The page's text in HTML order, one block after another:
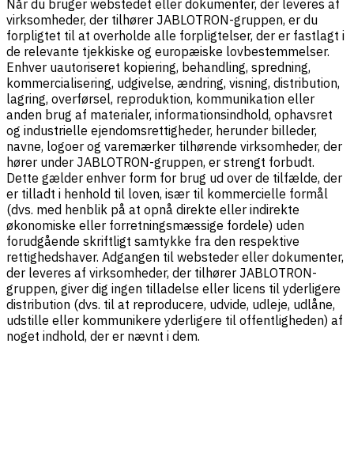
Når du bruger webstedet eller dokumenter, der leveres af
virksomheder, der tilhører JABLOTRON-gruppen, er du
forpligtet til at overholde alle forpligtelser, der er fastlagt i
de relevante tjekkiske og europæiske lovbestemmelser.
Enhver uautoriseret kopiering, behandling, spredning,
kommercialisering, udgivelse, ændring, visning, distribution,
lagring, overførsel, reproduktion, kommunikation eller
anden brug af materialer, informationsindhold, ophavsret
og industrielle ejendomsrettigheder, herunder billeder,
navne, logoer og varemærker tilhørende virksomheder, der
hører under JABLOTRON-gruppen, er strengt forbudt.
Dette gælder enhver form for brug ud over de tilfælde, der
er tilladt i henhold til loven, især til kommercielle formål
(dvs. med henblik på at opnå direkte eller indirekte
økonomiske eller forretningsmæssige fordele) uden
forudgående skriftligt samtykke fra den respektive
rettighedshaver. Adgangen til websteder eller dokumenter,
der leveres af virksomheder, der tilhører JABLOTRON-
gruppen, giver dig ingen tilladelse eller licens til yderligere
distribution (dvs. til at reproducere, udvide, udleje, udlåne,
udstille eller kommunikere yderligere til offentligheden) af
noget indhold, der er nævnt i dem.